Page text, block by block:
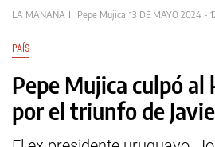
LA MAÑANA Pepe Mujica 13 DE MAYO 2024 -
PAÍS
Pepe Mujica culpó
por el triunfo de